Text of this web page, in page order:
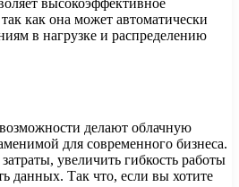
высокоэффективное
как она может автоматически
в нагрузке и распределению
делают облачную
для современного бизнеса.
увеличить гибкость работы
данных. Так что, если вы хотите